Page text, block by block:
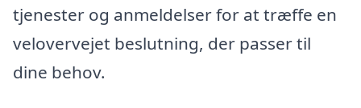
tjenester og anmeldelser for at træffe en
velovervejet beslutning, der passer til
dine behov.